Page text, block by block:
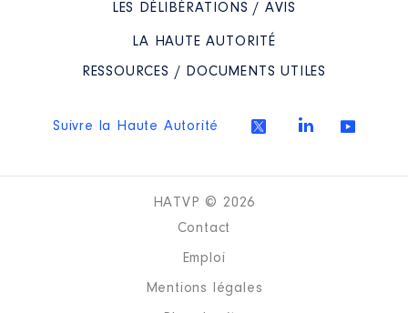
LES DÉLIBÉRATIONS / AVIS
LA HAUTE AUTORITÉ
RESSOURCES / DOCUMENTS UTILES
Suivre la Haute Autorité
HATVP © 2026
Contact
Emploi
Mentions légales